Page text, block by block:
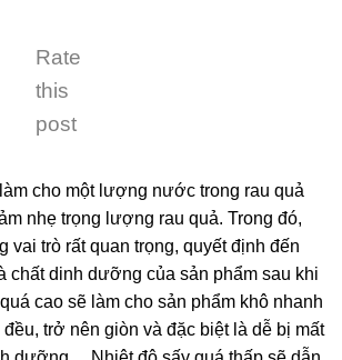
Rate
this
post
cho một lượng nước trong rau quả
nhẹ trọng lượng rau quả. Trong đó,
vai trò rất quan trọng, quyết định đến
chất dinh dưỡng của sản phẩm sau khi
cao sẽ làm cho sản phẩm khô nhanh
trở nên giòn và đặc biệt là dễ bị mất